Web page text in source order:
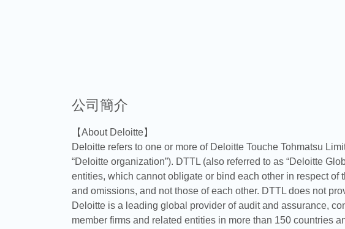
公司簡介
【About Deloitte】
Deloitte refers to one or more of Deloitte Touche Tohmatsu
“Deloitte organization”). DTTL (also referred to as “Deloitte
entities, which cannot obligate or bind each other in respect
and omissions, and not those of each other. DTTL does not
Deloitte is a leading global provider of audit and assurance,
member firms and related entities in more than 150 countries